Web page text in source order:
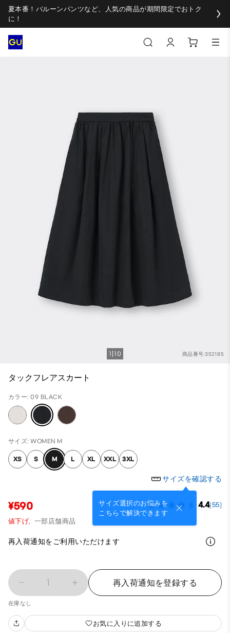
夏本番！バルーンパンツなど、人気の商品が期間限定でおトク
に！
商品番号:352185
1 10
タックフレアスカート
カラー: 09 BLACK
サイズ: WOMEN M
XS S M L XL XXL 3XL
サイズを確認する
サイズ選択のお悩みを
こちらで解決できます
¥590 4.4(55)
値下げ, 一部店舗商品
再入荷通知をご利用いただけます
1 再入荷通知を登録する
在庫なし
お気に入りに追加する